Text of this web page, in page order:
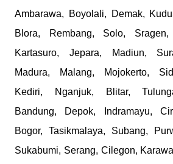
Ambarawa, Boyolali, Demak,
Blora, Rembang, Solo,
Kartasuro, Jepara, Madiun,
Madura, Malang, Mojokerto,
Kediri, Nganjuk, Blitar,
Bandung, Depok, Indramayu,
Bogor, Tasikmalaya, Subang,
Sukabumi, Serang, Cilegon,